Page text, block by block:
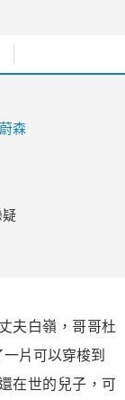
森
夫白嶺，哥哥杜
片可以穿梭到
在世的兒子，可